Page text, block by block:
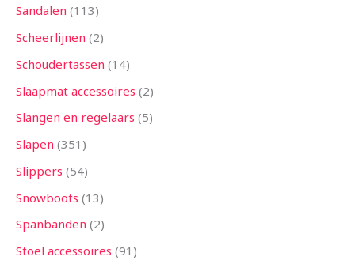
Sandalen 113
Scheerlijnen 2
Schoudertassen 14
Slaapmat accessoires 2
Slangen en regelaars 5
Slapen 351
Slippers 54
Snowboots 13
Spanbanden 2
Stoel accessoires 91